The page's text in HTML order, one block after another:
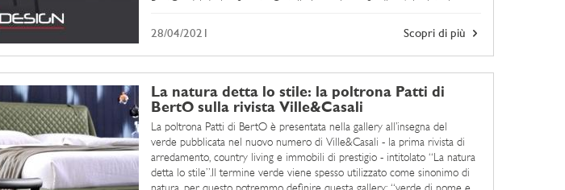
Scopri di più
28/04/2021
La natura detta lo stile: la poltrona Patti di
BertO sulla rivista Ville&Casali
La poltrona Patti di BertO è presentata nella gallery all’insegna del
verde pubblicata nel nuovo numero di Ville&Casali - la prima rivista di
arredamento, country living e immobili di prestigio - intitolato “La natura
detta lo stile”.Il termine verde viene spesso utilizzato come sinonimo di